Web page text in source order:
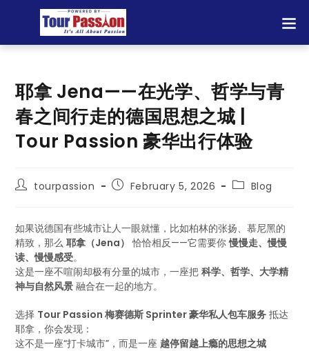
耶拿 Jena——在光学、哲学与青
春之间行走的德国思想之城 |
Tour Passion 豪华出行体验
tourpassion February 5, 2026 Blog
如果说德国有些城市让人一眼就懂，比如柏林的张扬、慕尼黑的
精致，那么耶拿（Jena） 恰恰相反——它需要你慢慢走、慢慢
读、慢慢感受。
这是一座不喧闹却极有分量的城市，一座把科学、哲学、大学精
神与自然风景 融合在一起的地方。
选择 Tour Passion 梅赛德斯 Sprinter 豪华私人包车服务 抵达
耶拿，你会发现：
这不是一座“打卡城市”，而是一座越停留越上瘾的思想之城